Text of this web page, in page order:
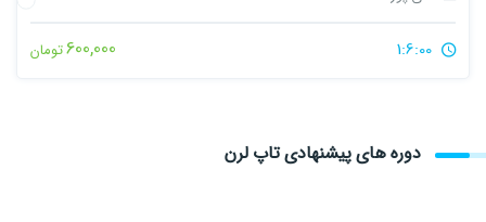
600,000تومان
دوره های پیشنهادی تاپ لرن